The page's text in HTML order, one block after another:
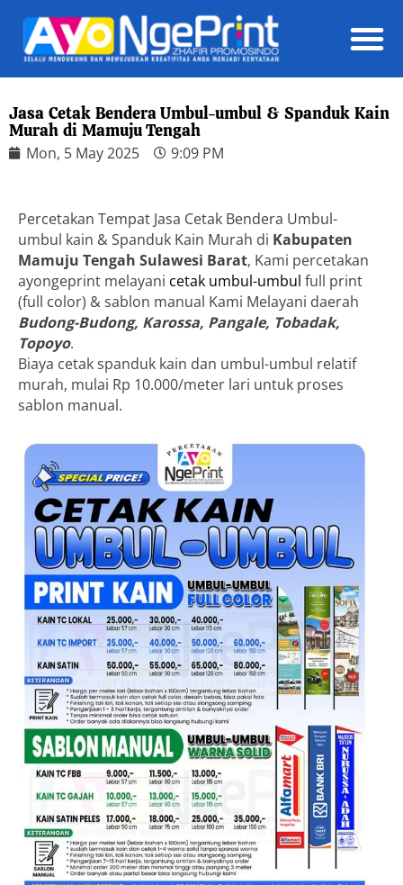
Jasa Cetak Bendera Umbul-umbul & Spanduk Kain
Murah di Mamuju Tengah
Mon, 5 May 2025 9:09 PM
Percetakan Tempat Jasa Cetak Bendera Umbul-
umbul kain & Spanduk Kain Murah di Kabupaten
Mamuju Tengah Sulawesi Barat, Kami percetakan
ayongeprint melayani cetak umbul-umbul full print
(full color) & sablon manual Kami Melayani daerah
Budong-Budong, Karossa, Pangale, Tobadak,
Topoyo.
Biaya cetak spanduk kain dan umbul-umbul relatif
murah, mulai Rp 10.000/meter lari untuk proses
sablon manual.